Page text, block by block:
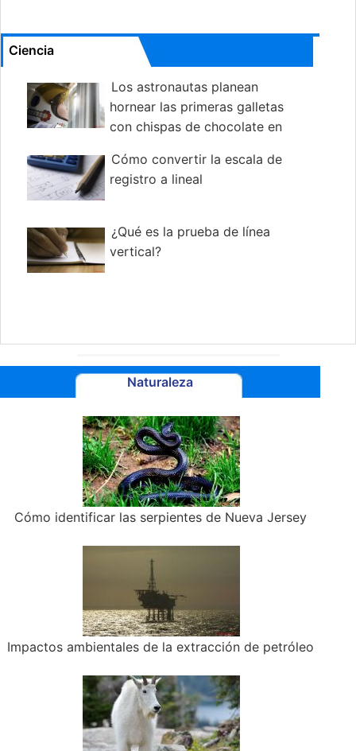
Ciencia
Los astronautas planean
hornear las primeras galletas
con chispas de chocolate en
Cómo convertir la escala de
registro a lineal
¿Qué es la prueba de línea
vertical?
Naturaleza
Cómo identificar las serpientes de Nueva Jersey
Impactos ambientales de la extracción de petróleo